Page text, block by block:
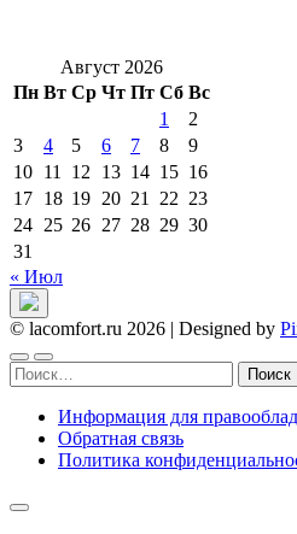
Август 2026
Пн Вт Ср Чт Пт Сб Вс
1
2
3
4 5 6 7 8
9
10 11 12 13 14 15 16
17 18 19 20 21 22 23
24 25 26 27 28 29 30
31
« Июл
© lacomfort.ru 2026 | Designed by
Найти:
Информация для
Обратная связь
Политика